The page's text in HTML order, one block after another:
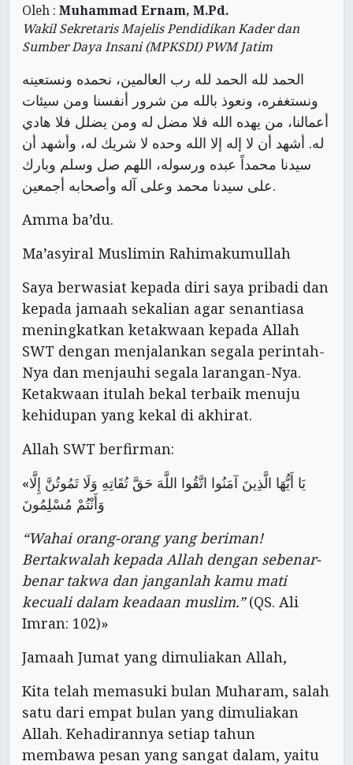
Oleh : Muhammad Ernam, M.Pd.
Wakil Sekretaris Majelis Pendidikan Kader dan
Sumber Daya Insani (MPKSDI) PWM Jatim
الحمد لله الحمد لله رب العالمين، نحمده ونستعينه
ونستغفره، ونعوذ بالله من شرور أنفسنا ومن سيئات
أعمالنا، من يهده الله فلا مضل له ومن يضلل فلا هادي
له. أشهد أن لا إله إلا الله وحده لا شريك له، وأشهد أن
سيدنا محمداً عبده ورسوله، اللهم صل وسلم وبارك
على سيدنا محمد وعلى آله وأصحابه أجمعين.
Amma ba’du.
Ma’asyiral Muslimin Rahimakumullah
Saya berwasiat kepada diri saya pribadi dan
kepada jamaah sekalian agar senantiasa
meningkatkan ketakwaan kepada Allah
SWT dengan menjalankan segala perintah-
Nya dan menjauhi segala larangan-Nya.
Ketakwaan itulah bekal terbaik menuju
kehidupan yang kekal di akhirat.
Allah SWT berfirman:
«يَا أَيُّهَا الَّذِينَ آمَنُوا اتَّقُوا اللَّهَ حَقَّ تُقَاتِهِ وَلَا تَمُوتُنَّ إِلَّا
وَأَنْتُمْ مُسْلِمُونَ
“Wahai orang-orang yang beriman!
Bertakwalah kepada Allah dengan sebenar-
benar takwa dan janganlah kamu mati
kecuali dalam keadaan muslim.”(QS. Ali
Imran: 102)»
Jamaah Jumat yang dimuliakan Allah,
Kita telah memasuki bulan Muharam, salah
satu dari empat bulan yang dimuliakan
Allah. Kehadirannya setiap tahun
membawa pesan yang sangat dalam, yaitu